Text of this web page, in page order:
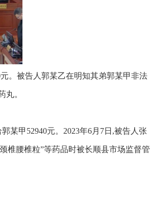
。被告人郭某乙在明知其弟郭某甲非法
丸。
甲52940元。2023年6月7日,被告人张
椎腰椎粒”等药品时被长顺县市场监督管